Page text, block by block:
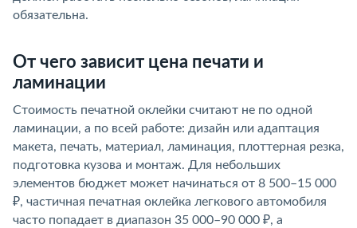
обязательна.
От чего зависит цена печати и
ламинации
Стоимость печатной оклейки считают не по одной
ламинации, а по всей работе: дизайн или адаптация
макета, печать, материал, ламинация, плоттерная резка,
подготовка кузова и монтаж. Для небольших
элементов бюджет может начинаться от 8 500–15 000
₽, частичная печатная оклейка легкового автомобиля
часто попадает в диапазон 35 000–90 000 ₽, а